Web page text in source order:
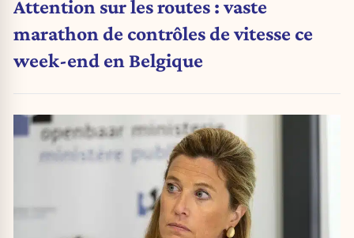
Attention sur les routes : vaste
marathon de contrôles de vitesse ce
week-end en Belgique